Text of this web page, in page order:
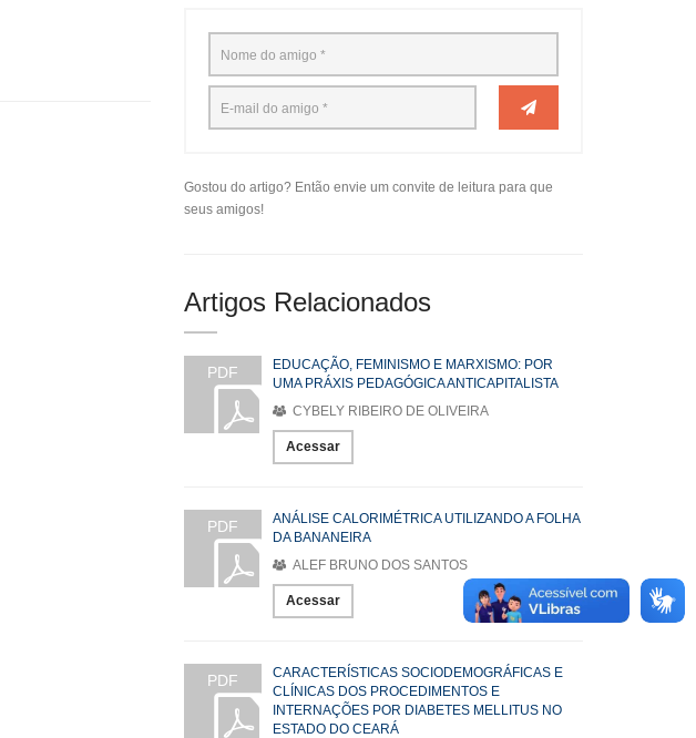
Gostou do artigo? Então envie um convite de leitura para que
seus amigos!
Artigos Relacionados
PDF
EDUCAÇÃO, FEMINISMO E MARXISMO: POR
UMA PRÁXIS PEDAGÓGICA ANTICAPITALISTA
CYBELY RIBEIRO DE OLIVEIRA
Acessar
PDF
ANÁLISE CALORIMÉTRICA UTILIZANDO A FOLHA
DA BANANEIRA
ALEF BRUNO DOS SANTOS
Acessar
PDF
CARACTERÍSTICAS SOCIODEMOGRÁFICAS E
CLÍNICAS DOS PROCEDIMENTOS E
INTERNAÇÕES POR DIABETES MELLITUS NO
ESTADO DO CEARÁ